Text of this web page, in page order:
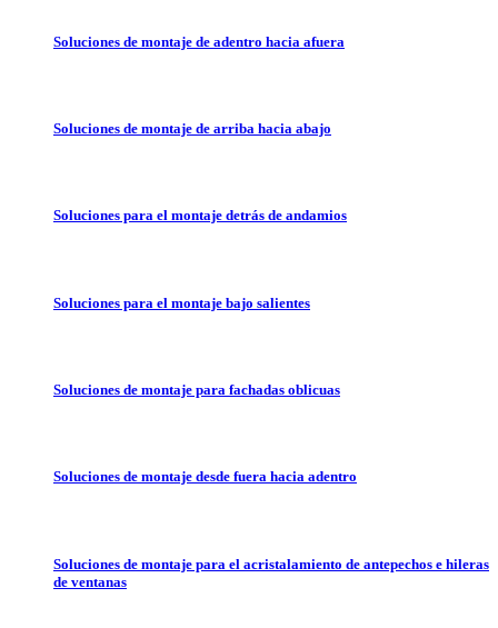
Soluciones de montaje de adentro hacia afuera
Soluciones de montaje de arriba hacia abajo
Soluciones para el montaje detrás de andamios
Soluciones para el montaje bajo salientes
Soluciones de montaje para fachadas oblicuas
Soluciones de montaje desde fuera hacia adentro
Soluciones de montaje para el acristalamiento de antepechos e hileras
de ventanas